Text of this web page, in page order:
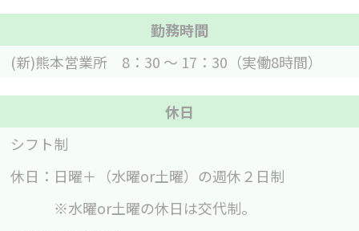
勤務時間
(新)熊本営業所 8：30 ～ 17：30（実働8時間）
休日
シフト制
休日：日曜＋（水曜or土曜）の週休２日制
※水曜or土曜の休日は交代制。